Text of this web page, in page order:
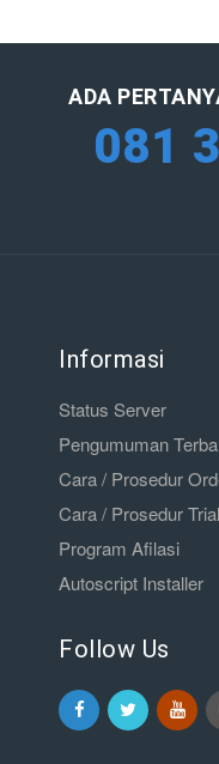
ADA
081
Informasi
Status Server
Pengumuman
Cara / Prosedur
Cara / Prosedur Trial
Program Afilasi
Autoscript Installer
Follow Us